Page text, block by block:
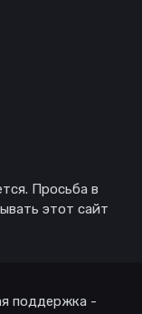
Просьба в
этот сайт
поддержка -